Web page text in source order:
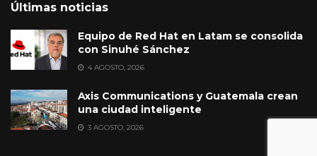
Últimas noticias
Equipo de Red Hat en Latam se consolida
con Sinuhé Sánchez
4 AGOSTO, 2026
Axis Communications y Guatemala crean
una ciudad inteligente
3 AGOSTO, 2026